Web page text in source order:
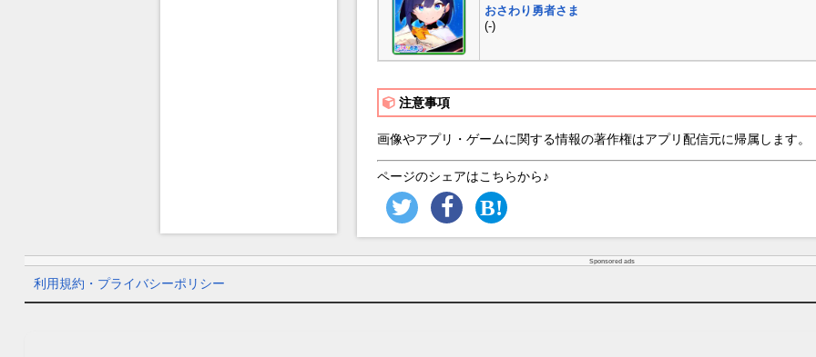
おさわり勇者さま
(-)
注意事項
画像やアプリ・ゲームに関する情報の著作権はアプリ配信元に帰属します。
ページのシェアはこちらから♪
Sponsored ads
利用規約・プライバシーポリシー